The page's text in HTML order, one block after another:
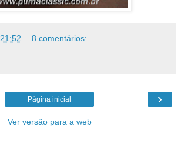
21:52 8 comentários:
›
Página inicial
Ver versão para a web